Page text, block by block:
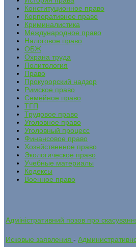
Конституционное право
Корпоративное право
Криминалистика
Международное право
Налоговое право
ОБЖ
Охрана труда
Политология
Право
Прокурорский надзор
Римское право
Семейное право
ТГП
Трудовое право
Уголовное право
Уголовный процесс
Финансовое право
Хозяйственное право
Экологическое право
Учебные материалы
Кодексы
Военное право
Адміністративний позов про
Исковые заявления -